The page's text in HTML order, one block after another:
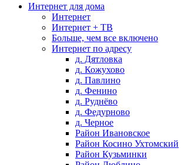
Интернет для дома
Интернет
Интернет + ТВ
Больше, чем все включено
Интернет по адресу
д. Дятловка
д. Кожухово
д. Павлино
д. Фенино
д. Руднёво
д. Федурново
д. Черное
Район Ивановское
Район Косино Ухтомский
Район Кузьминки